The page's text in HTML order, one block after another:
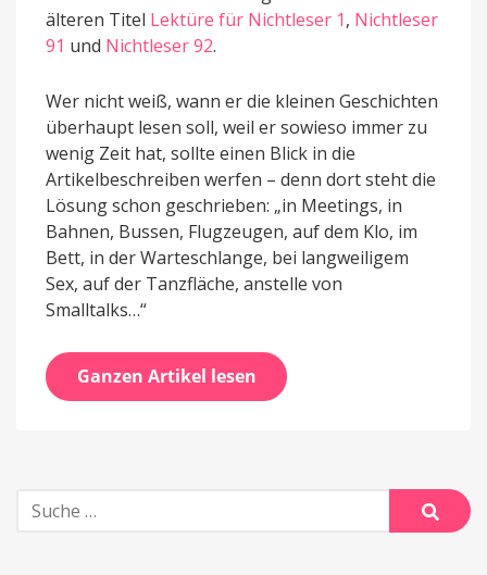
älteren Titel Lektüre für Nichtleser 1, Nichtleser
91 und Nichtleser 92.
Wer nicht weiß, wann er die kleinen Geschichten
überhaupt lesen soll, weil er sowieso immer zu
wenig Zeit hat, sollte einen Blick in die
Artikelbeschreiben werfen – denn dort steht die
Lösung schon geschrieben: „in Meetings, in
Bahnen, Bussen, Flugzeugen, auf dem Klo, im
Bett, in der Warteschlange, bei langweiligem
Sex, auf der Tanzfläche, anstelle von
Smalltalks…“
Ganzen Artikel lesen
Suche
nach:
Suche